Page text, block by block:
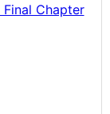
Chapter